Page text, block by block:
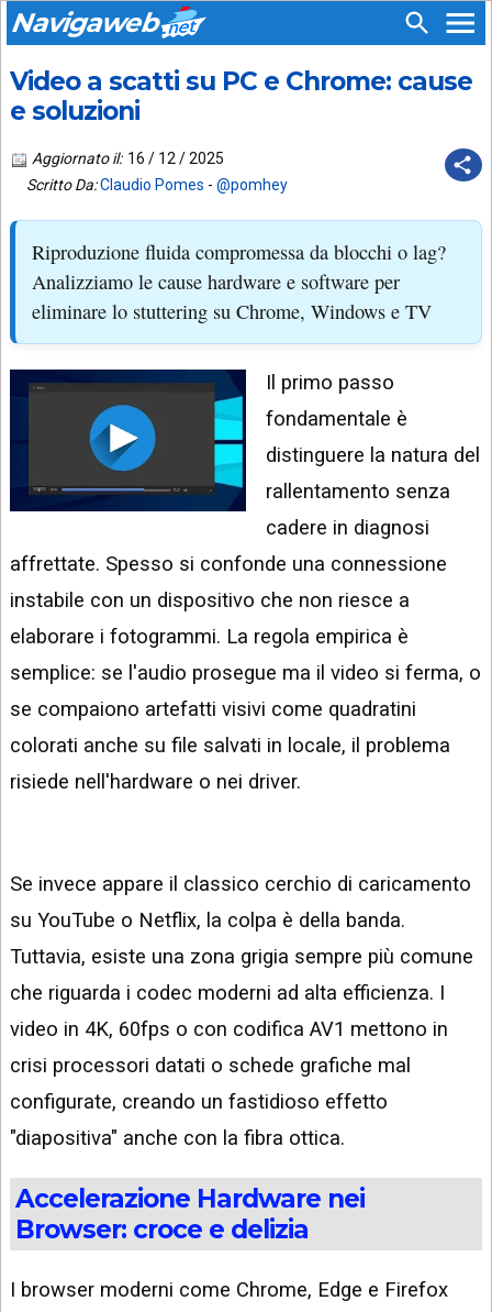
Navigaweb
HOME
SIAMO
SUPPORTO
CONTATTA
PIÙ
LETTI
ULTIMI
VIDEO
ARGOMENTI:
IPHONE
ANDROID
AI
APPS
APPS
WINDOWS
STRUMENTI
SEGUICI
SU:
APP
ANDROID
EMAIL
TELEGRAM
TIKTOK
INSTAGRAM
NEWS
LINKEDIN
Video a scatti su PC e Chrome: cause
e soluzioni
Aggiornato il: 16 / 12 / 2025
Scritto Da:Claudio Pomes - @pomhey
Riproduzione fluida compromessa da blocchi o lag?
Analizziamo le cause hardware e software per
eliminare lo stuttering su Chrome, Windows e TV
Il primo passo
fondamentale è
distinguere la natura del
rallentamento senza
cadere in diagnosi
affrettate. Spesso si confonde una connessione
instabile con un dispositivo che non riesce a
elaborare i fotogrammi. La regola empirica è
semplice: se l'audio prosegue ma il video si ferma, o
se compaiono artefatti visivi come quadratini
colorati anche su file salvati in locale, il problema
risiede nell'hardware o nei driver.
Se invece appare il classico cerchio di caricamento
su YouTube o Netflix, la colpa è della banda.
Tuttavia, esiste una zona grigia sempre più comune
che riguarda i codec moderni ad alta efficienza. I
video in 4K, 60fps o con codifica AV1 mettono in
crisi processori datati o schede grafiche mal
configurate, creando un fastidioso effetto
"diapositiva" anche con la fibra ottica.
Accelerazione Hardware nei
Browser: croce e delizia
I browser moderni come Chrome, Edge e Firefox